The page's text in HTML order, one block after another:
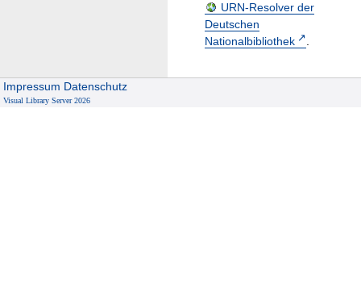
URN-Resolver der
Deutschen
Nationalbibliothek
.
Impressum Datenschutz
Visual Library Server 2026